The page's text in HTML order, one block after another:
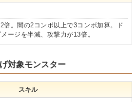
倍。闇の2コンボ以上で3コンボ加算。ド
ージを半減、攻撃力が13倍。
対象モンスター
スキル